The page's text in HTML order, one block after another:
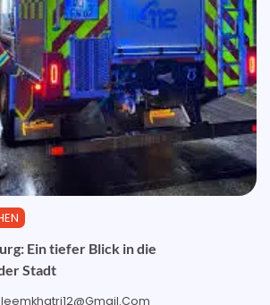
Ein tiefer Blick in die
Stadt